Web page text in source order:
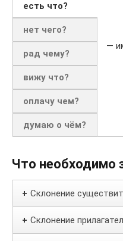
есть что?
нет чего?
рад чему?
вижу что?
оплачу чем?
думаю о чём?
—
Что необходимо
+ Склонение
+ Склонение